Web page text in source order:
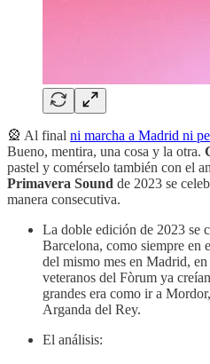
🎡 Al final ni marcha a Madrid ni
Bueno, mentira, una cosa y la otra.
pastel y comérselo también con el
Primavera Sound de 2023 se
manera consecutiva.
La doble edición de 2023 se
Barcelona, como siempre en
del mismo mes en Madrid,
veteranos del Fòrum ya
grandes era como ir a
Arganda del Rey.
El análisis: